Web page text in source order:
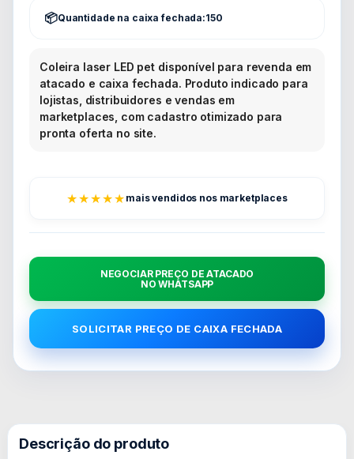
Quantidade na caixa fechada:150
Coleira laser LED pet disponível para revenda em
atacado e caixa fechada. Produto indicado para
lojistas, distribuidores e vendas em
marketplaces, com cadastro otimizado para
pronta oferta no site.
★★★★★ mais vendidos nos marketplaces
NEGOCIAR PREÇO DE ATACADO
NO WHATSAPP
SOLICITAR PREÇO DE CAIXA FECHADA
Descrição do produto